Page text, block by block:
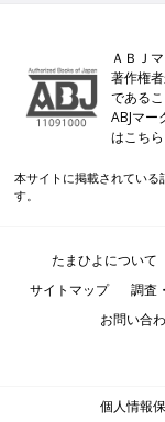
ＡＢＪ
著作権
である
ABJマー
はこ
本サイトに掲載されている
す。
たまひよについて
サイトマップ
調査
お問い合
個人情報